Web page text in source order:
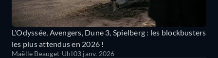
L’Odyssée, Avengers, Dune 3, Spielberg : les blockbusters
les plus attendus en 2026 !
Maëlle Beauget-Uhl03 janv. 2026